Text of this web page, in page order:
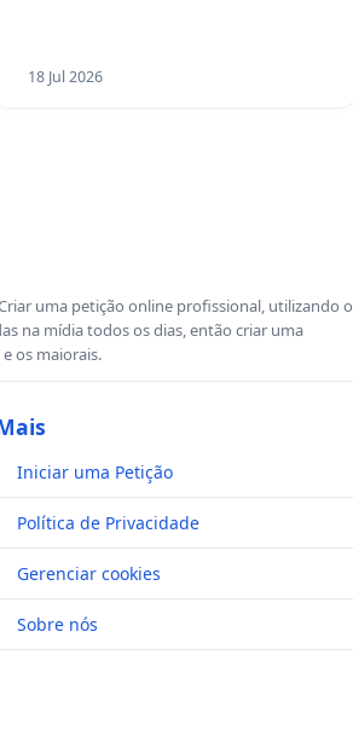
18 Jul 2026
uma petição online profissional, utilizando o
na mídia todos os dias, então criar uma
os maiorais.
Iniciar uma Petição
Política de Privacidade
Gerenciar cookies
Sobre nós